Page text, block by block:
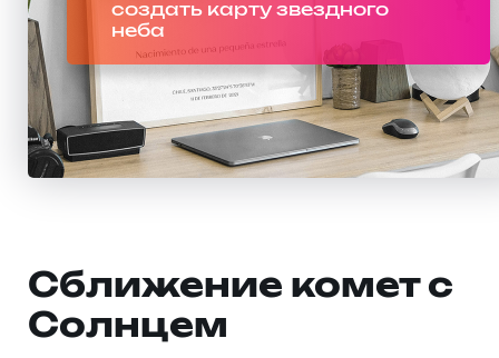
создать карту звездного
неба
Сближение комет с
Солнцем